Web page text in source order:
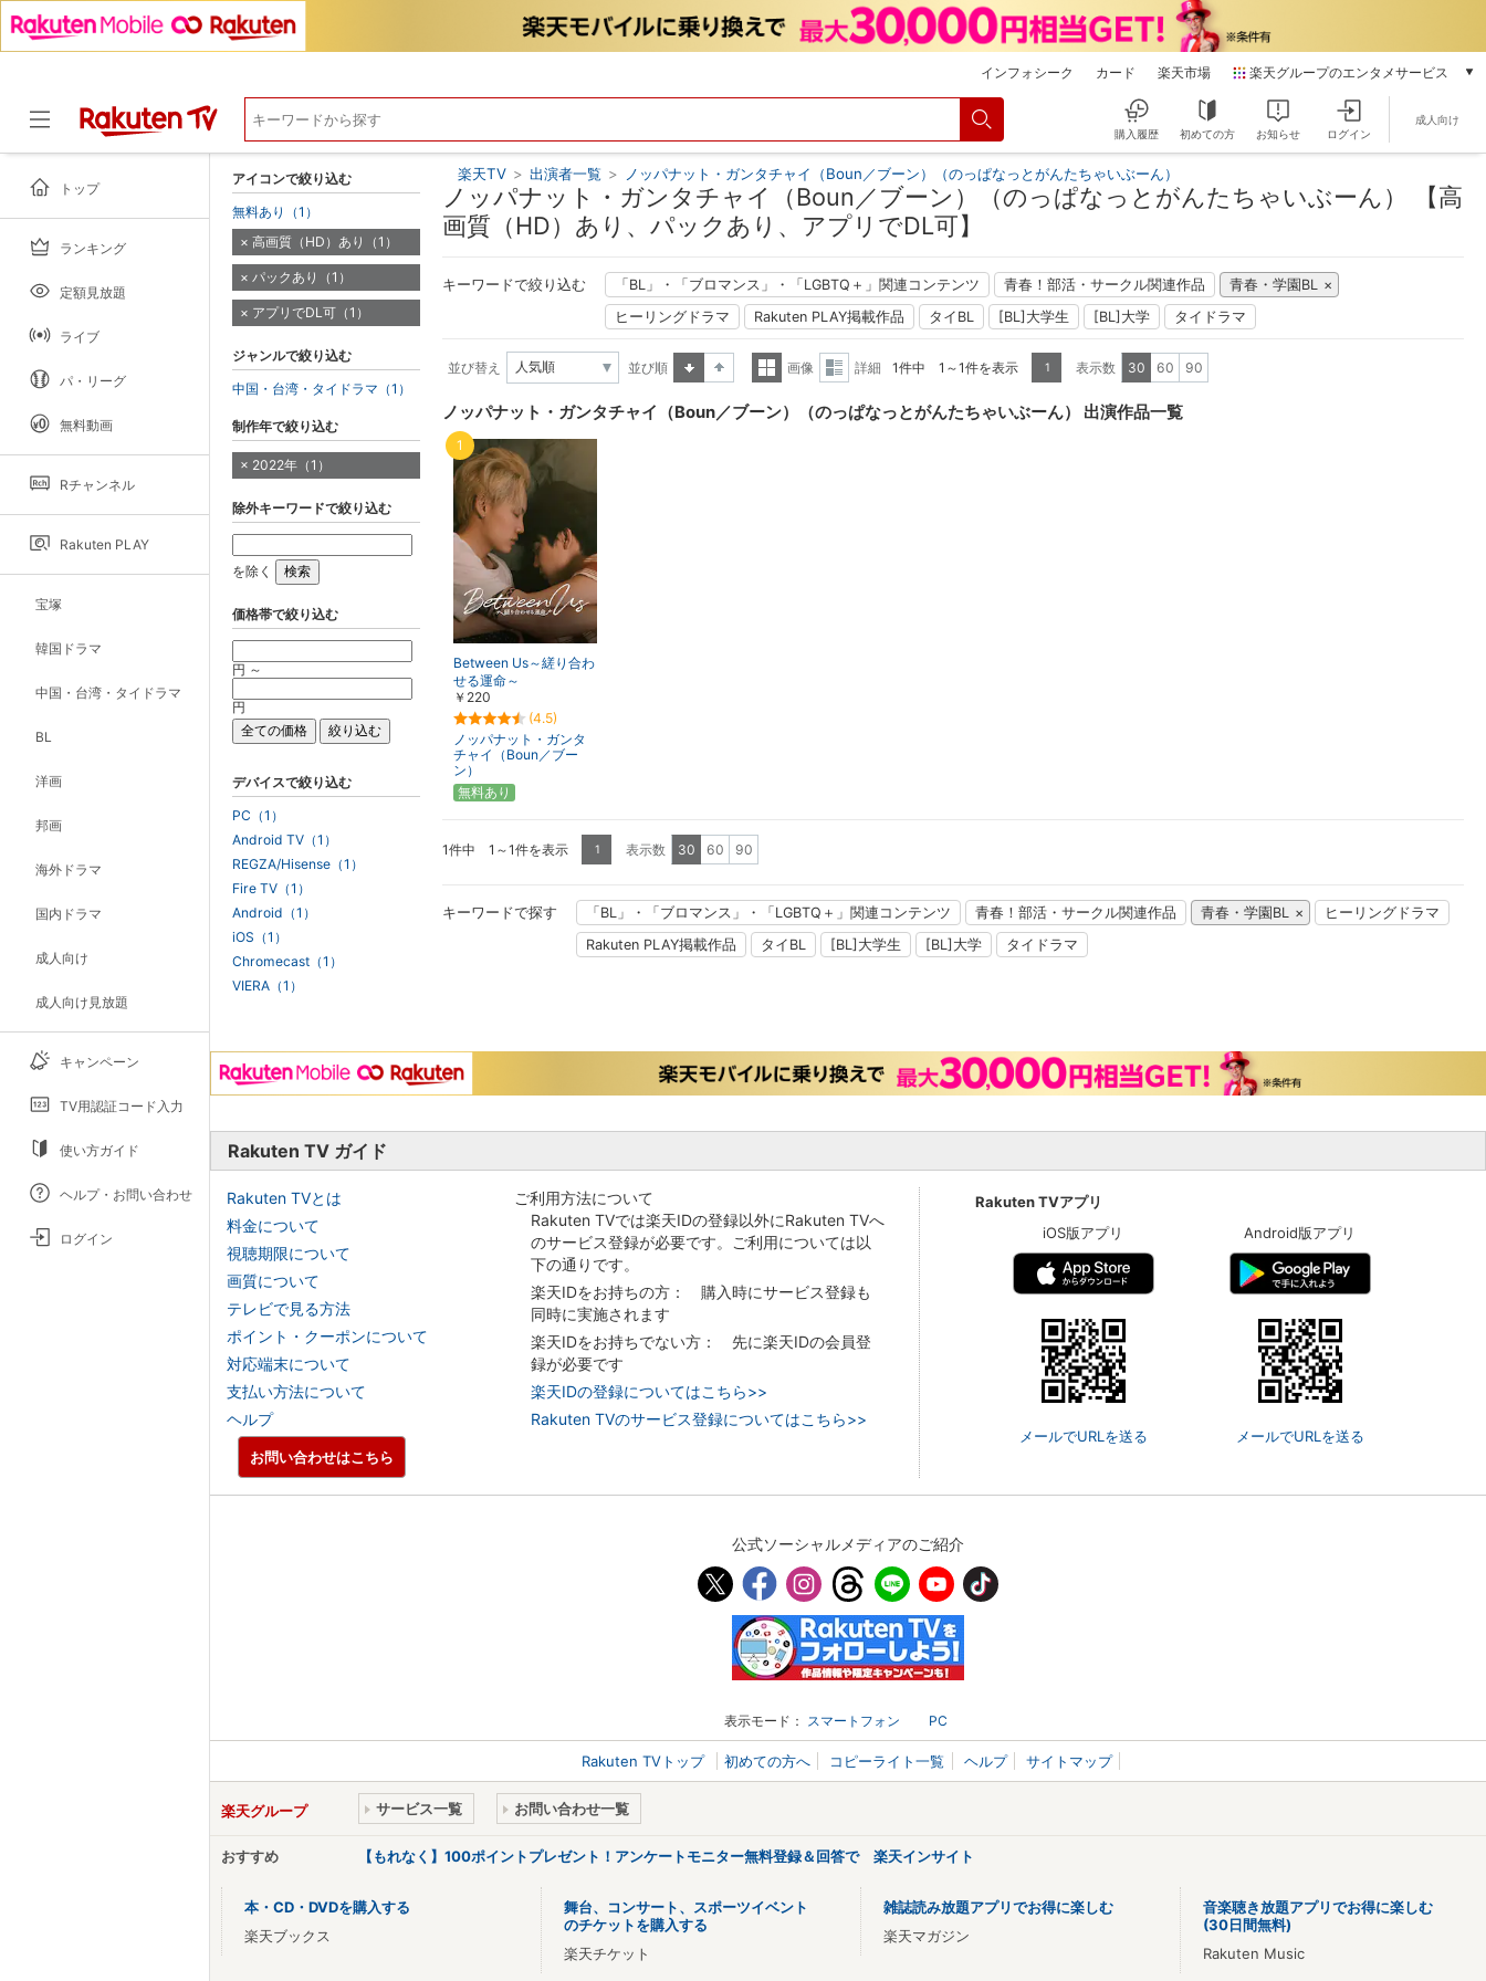
インフォシーク カード 楽天市場 楽天グループのエンタメサービス
本/ゲーム/CD/DVD
電子書籍
楽天マガジン
動画配信
購入履歴 初めての方 お知らせ ログイン
成人向け
トップ
ランキング
定額見放題
ライブ
パ・リーグ
無料動画
Rチャンネル
Rakuten PLAY
宝塚
韓国ドラマ
中国・台湾・タイドラマ
BL
洋画
邦画
海外ドラマ
国内ドラマ
成人向け
成人向け見放題
キャンペーン
TV用認証コード入力
使い方ガイド
ヘルプ・お問い合わせ
ログイン
楽天TV > 出演者一覧 > ノッパナット・ガンタチャイ（Boun／ブーン）（のっぱなっとがんたちゃいぶーん）
ノッパナット・ガンタチャイ（Boun／ブーン）（のっぱなっとがんたちゃいぶーん） 【高
画質（HD）あり、パックあり、アプリでDL可】
キーワードで絞り込む 「BL」・「ブロマンス」・「LGBTQ＋」関連コンテンツ 青春！部活・サークル関連作品
青春・学園BL
ヒーリングドラマ
Rakuten PLAY掲載作品 タイBL [BL]大学生 [BL]大学 タイドラマ
並び替え
並び順
画像
表示
詳細 1件中 1～1件を表示 1 表示数 30 60 90
ノッパナット・ガンタチャイ（Boun／ブーン）（のっぱなっとがんたちゃいぶーん） 出演作品一覧
Between Us～縒り合わ
せる運命～
￥220
(4.5)
ノッパナット・ガンタ
チャイ（Boun／ブー
ン）
1
無料あり
1件中 1～1件を表示 1 表示数 30 60 90
キーワードで探す 「BL」・「ブロマンス」・「LGBTQ＋」関連コンテンツ 青春！部活・サークル関連作品 青春・学園BL
ヒーリングドラマ
Rakuten PLAY掲載作品
タイBL [BL]大学生 [BL]大学 タイドラマ
アイコンで絞り込む
無料あり（1）
高画質（HD）あり（1）
パックあり（1）
アプリでDL可（1）
ジャンルで絞り込む
中国・台湾・タイドラマ（1）
制作年で絞り込む
2022年（1）
除外キーワードで絞り込む
を除く
価格帯で絞り込む
円 ～
円
デバイスで絞り込む
PC（1）
Android TV（1）
REGZA/Hisense（1）
Fire TV（1）
Android（1）
iOS（1）
Chromecast（1）
VIERA（1）
Rakuten TV ガイド
Rakuten TVとは
料金について
視聴期限について
画質について
テレビで見る方法
ポイント・クーポンについて
対応端末について
支払い方法について
ヘルプ
ご利用方法について
Rakuten TVでは楽天IDの登録以外にRakuten TVへ
のサービス登録が必要です。ご利用については以
下の通りです。
楽天IDをお持ちの方： 購入時にサービス登録も
同時に実施されます
楽天IDをお持ちでない方： 先に楽天IDの会員登
録が必要です
楽天IDの登録についてはこちら>>
Rakuten TVのサービス登録についてはこちら>>
Rakuten TVアプリ
iOS版アプリ
メールでURLを送る
Android版アプリ
メールでURLを送る
お問い合わせはこちら
公式ソーシャルメディアのご紹介
表示モード： スマートフォン PC
Rakuten TVトップ 初めての方へ コピーライト一覧 ヘルプ サイトマップ
楽天グループ サービス一覧 お問い合わせ一覧
おすすめ 【もれなく】100ポイントプレゼント！アンケートモニター無料登録＆回答で 楽天インサイト
本・CD・DVDを購入する
楽天ブックス
舞台、コンサート、スポーツイベント
のチケットを購入する
楽天チケット
雑誌読み放題アプリでお得に楽しむ
楽天マガジン
音楽聴き放題アプリでお得に楽しむ
(30日間無料)
Rakuten Music